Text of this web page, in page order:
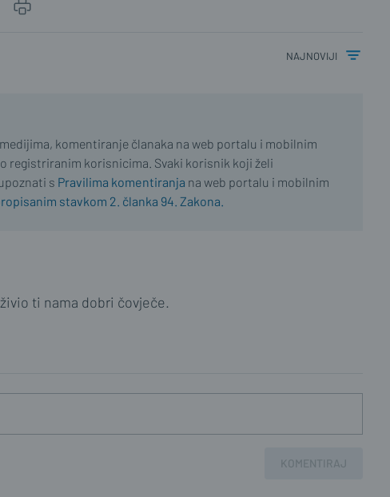
najnoviji
komentiranje članaka na web portalu i mobilnim
registriranim korisnicima. Svaki korisnik koji želi
s Pravilima komentiranja na web portalu i mobilnim
stavkom 2. članka 94. Zakona.
ti nama dobri čovječe.
KOMENTIRAJ